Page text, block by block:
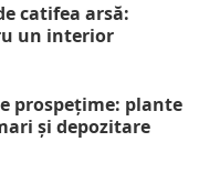
catifea arsă:
un interior
prospețime: plante
și depozitare